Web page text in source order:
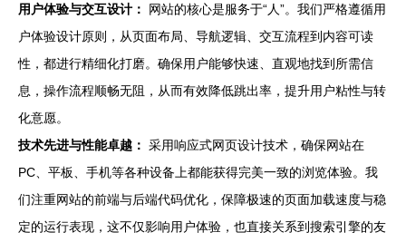
用户体验与交互设计：
网站的核心是服务于“人”。我们严格遵循用
户体验设计原则，从页面布局、导航逻辑、交互流程到内容可读
性，都进行精细化打磨。确保用户能够快速、直观地找到所需信
息，操作流程顺畅无阻，从而有效降低跳出率，提升用户粘性与转
化意愿。
技术先进与性能卓越： 采用响应式网页设计技术，确保网站在
PC、平板、手机等各种设备上都能获得完美一致的浏览体验。我
们注重网站的前端与后端代码优化，保障极速的页面加载速度与稳
定的运行表现，这不仅影响用户体验，也直接关系到搜索引擎的友